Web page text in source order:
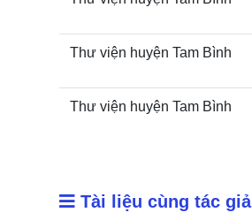
Thư viện huyện Tam Bình
Thư viện huyện Tam Bình
Tài liệu cùng tác giả